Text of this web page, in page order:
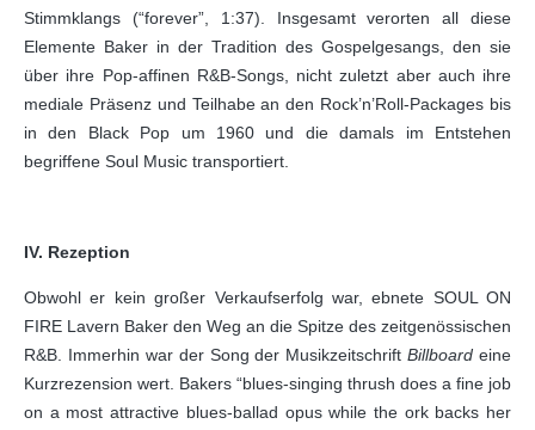
Stimmklangs (“forever”, 1:37). Insgesamt verorten all diese
Elemente Baker in der Tradition des Gospelgesangs, den sie
über ihre Pop-affinen R&B-Songs, nicht zuletzt aber auch ihre
mediale Präsenz und Teilhabe an den Rock’n’Roll-Packages bis
in den Black Pop um 1960 und die damals im Entstehen
begriffene Soul Music transportiert.
IV. Rezeption
Obwohl er kein großer Verkaufserfolg war, ebnete SOUL ON
FIRE Lavern Baker den Weg an die Spitze des zeitgenössischen
R&B. Immerhin war der Song der MusikzeitschriftBillboard eine
Kurzrezension wert. Bakers “blues-singing thrush does a fine job
on a most attractive blues-ballad opus while the ork backs her